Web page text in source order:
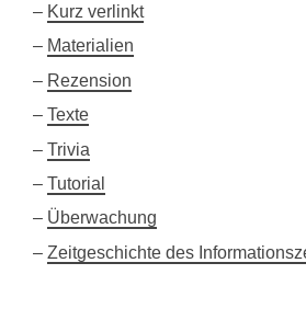
Kurz verlinkt
Materialien
Rezension
Texte
Trivia
Tutorial
Überwachung
Zeitgeschichte des